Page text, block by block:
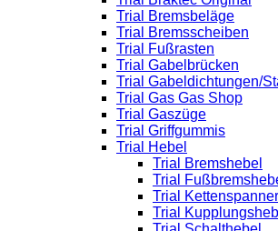
Trial Bremsbeläge
Trial Bremsscheiben
Trial Fußrasten
Trial Gabelbrücken
Trial Gabeldichtungen/
Trial Gas Gas Shop
Trial Gaszüge
Trial Griffgummis
Trial Hebel
Trial Bremshebel
Trial
Trial
Trial